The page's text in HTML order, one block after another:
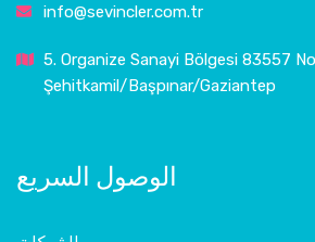
info@sevincler.com.tr
5. Organize Sanayi Bölgesi 83557
Şehitkamil/Başpınar/Gaziantep
الوصول السريع